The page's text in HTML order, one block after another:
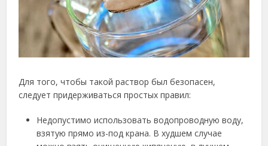
Для того, чтобы такой раствор был безопасен,
следует придерживаться простых правил:
Недопустимо использовать водопроводную воду,
взятую прямо из-под крана. В худшем случае